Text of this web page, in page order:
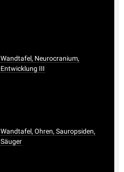
Wandtafel, Neurocranium,
Entwicklung III
Wandtafel, Ohren, Sauropsiden,
Säuger